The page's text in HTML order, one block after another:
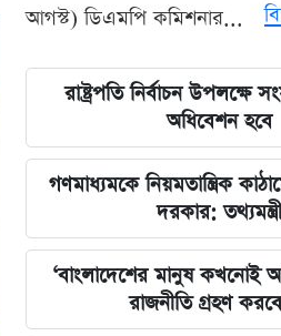
আগস্ট) ডিএমপি কমিশনার...
রাষ্ট্রপতি নির্বাচন উপলক্ষে
অধিবেশন হবে
গণমাধ্যমকে নিয়মতান্ত্রিক
দরকার: তথ্যমন্ত্রী
‘বাংলাদেশের মানুষ কখনোই
রাজনীতি গ্রহণ